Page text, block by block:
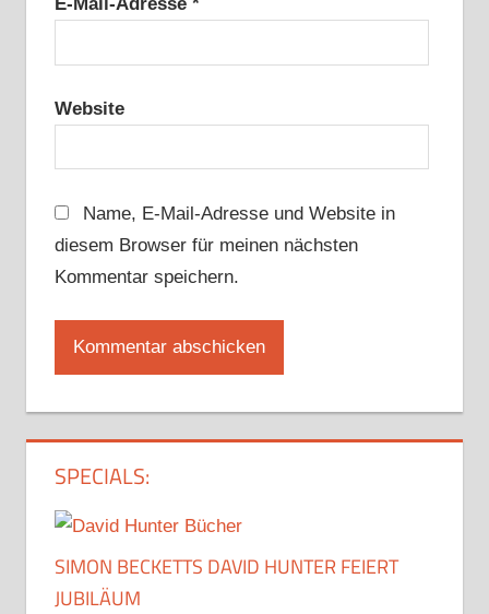
E-Mail-Adresse *
Website
Name, E-Mail-Adresse und Website in
diesem Browser für meinen nächsten
Kommentar speichern.
SPECIALS:
SIMON BECKETTS DAVID HUNTER FEIERT
JUBILÄUM